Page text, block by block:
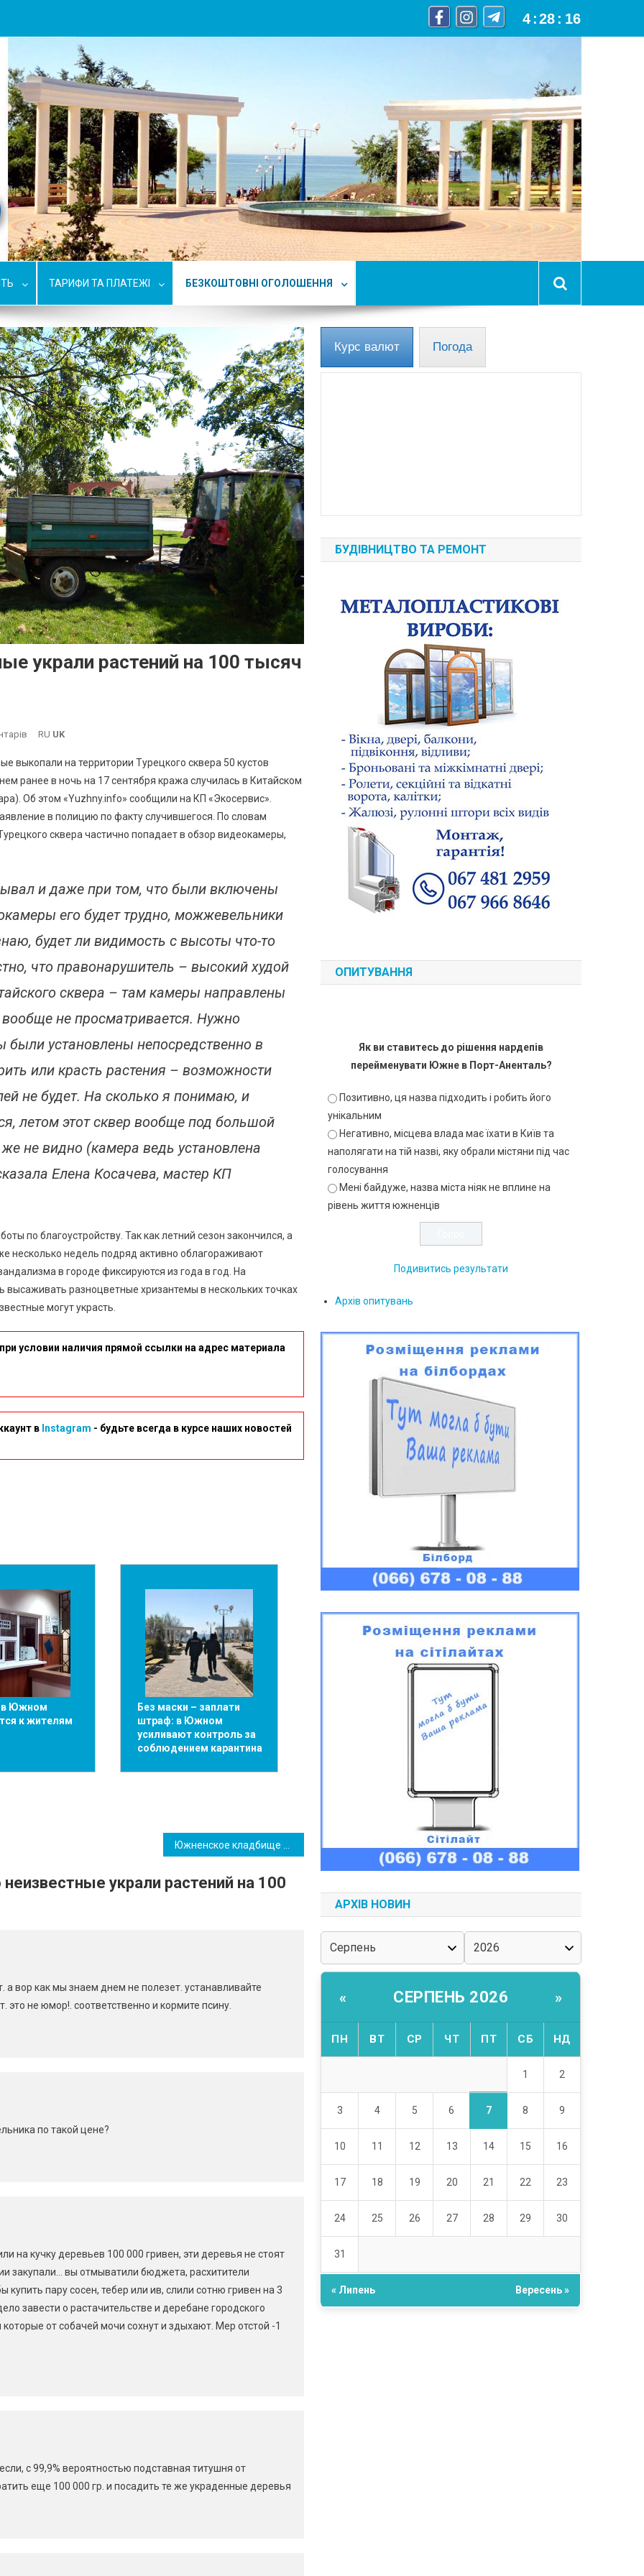
4 :28 : 17
ТАРИФИ ТА ПЛАТЕЖІ БЕЗКОШТОВНІ ОГОЛОШЕННЯ
украли растений на 100 тысяч
До
Скверах
Южного
Неизвестные
Украли
Растений
Гривен
RU UK
выкопали на территории Турецкого сквера 50 кустов
ранее в ночь на 17 сентября кража случилась в Китайском
Об этом «Yuzhny.info» сообщили на КП «Экосервис».
в полицию по факту случившегося. По словам
сквера частично попадает в обзор видеокамеры,
и даже при том, что были включены
его будет трудно, можжевельники
будет ли видимость с высоты что-то
что правонарушитель – высокий худой
сквера – там камеры направлены
не просматривается. Нужно
установлены непосредственно в
или красть растения – возможности
не будет. На сколько я понимаю, и
летом этот сквер вообще под большой
не видно (камера ведь установлена
Елена Косачева, мастер КП
по благоустройству. Так как летний сезон закончился, а
несколько недель подряд активно облагораживают
в городе фиксируются из года в год. На
разноцветные хризантемы в нескольких точках
могут украсть.
условии наличия прямой ссылки на адрес материала
в Instagram - будьте всегда в курсе наших новостей
в Южном
к жителям
Без маски – заплати
штраф: в Южном
усиливают контроль за
соблюдением карантина
украли растений на 100
вор как мы знаем днем не полезет. устанавливайте
это не юмор!. соответственно и кормите псину.
по такой цене?
на кучку деревьев 100 000 гривен, эти деревья не стоят
закупали… вы отмыватили бюджета, расхитители
купить пару сосен, тебер или ив, слили сотню гривен на 3
завести о растачительстве и деребане городского
от собачей мочи сохнут и здыхают. Мер отстой -1
с 99,9% вероятностью подставная титушня от
еще 100 000 гр. и посадить те же украденные деревья
Курс валют Погода
БУДІВНИЦТВО ТА РЕМОНТ
ОПИТУВАННЯ
Як ви ставитесь до рішення нардепів
перейменувати Южне в Порт-Аненталь?
Позитивно, ця назва підходить і робить його
унікальним
Негативно, місцева влада має їхати в Київ та
наполягати на тій назві, яку обрали містяни під час
голосування
Мені байдуже, назва міста ніяк не вплине на
рівень життя южненців
Подивитись результати
Архів опитувань
АРХІВ НОВИН
« СЕРПЕНЬ 2026 »
ПН ВТ СР ЧТ ПТ СБ НД
1 2
3 4 5 6 7 8 9
10 11 12 13 14 15 16
17 18 19 20 21 22 23
24 25 26 27 28 29 30
31
« Липень Вересень »